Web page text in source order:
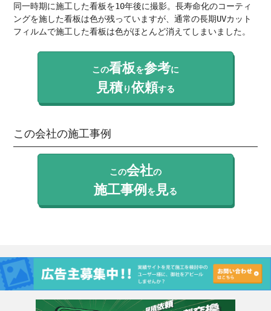
同一時期に施工した看板を10年後に撮影。長寿命化のコーティ
ングを施した看板は色が残っていますが、通常の長期UVカット
フィルムで施工した看板は色がほとんど消えてしまいました。
この看板を参考に
見積り依頼する
この会社の施工事例
この会社の
施工事例を 見る